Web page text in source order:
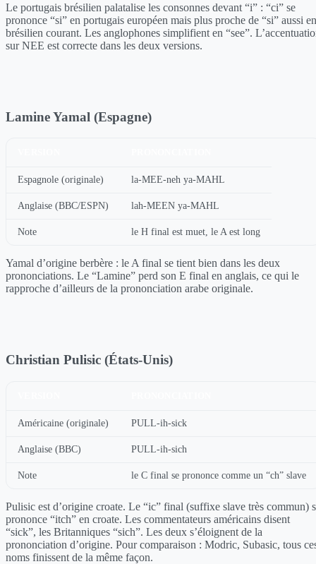
Le portugais brésilien palatalise les consonnes devant “i” : “ci” se
prononce “si” en portugais européen mais plus proche de “si” aussi en
brésilien courant. Les anglophones simplifient en “see”.
sur NEE est correcte dans les deux versions.
Lamine Yamal (Espagne)
Espagnole (originale) la-MEE-neh ya-MAHL
Anglaise (BBC/ESPN) lah-MEEN ya-MAHL
Note le H final est muet, le A est long
Yamal d’origine berbère : le A final se tient bien dans les deux
prononciations. Le “Lamine” perd son E final en anglais, ce qui le
rapproche d’ailleurs de la prononciation arabe originale.
Christian Pulisic (États-Unis)
Américaine (originale) PULL-ih-sick
Anglaise (BBC) PULL-ih-sich
Note le C final se prononce comme un “ch” slave
Pulisic est d’origine croate. Le “ic” final (suffixe slave très commun)
prononce “itch” en croate. Les commentateurs américains disent
“sick”, les Britanniques “sich”. Les deux s’éloignent de la
prononciation d’origine. Pour comparaison : Modric, Subasic, tous
noms finissent de la même façon.